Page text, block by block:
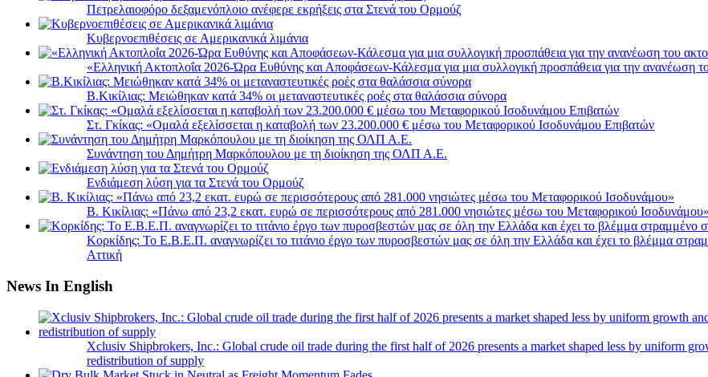
Πετρελαιοφόρο δεξαμενόπλοιο ανέφερε εκρήξεις στα Στενά του Ορμούζ
Κυβερνοεπιθέσεις σε Αμερικανικά λιμάνια
«Ελληνική Ακτοπλοΐα 2026-Ώρα Ευθύνης και Αποφάσεων-Κάλεσμα για μια συλλογική προσπάθεια για την ανανέωση
B.Κικίλιας: Μειώθηκαν κατά 34% οι μεταναστευτικές ροές στα θαλάσσια σύνορα
Στ. Γκίκας: «Ομαλά εξελίσσεται η καταβολή των 23.200.000 € μέσω του Μεταφορικού Ισοδυνάμου Επιβατών
Συνάντηση του Δημήτρη Μαρκόπουλου με τη διοίκηση της ΟΛΠ Α.Ε.
Ενδιάμεση λύση για τα Στενά του Ορμούζ
Β. Κικίλιας: «Πάνω από 23,2 εκατ. ευρώ σε περισσότερους από 281.000 νησιώτες μέσω του Μεταφορικού Ισοδυνάμου»
Κορκίδης: Το Ε.Β.Ε.Π. αναγνωρίζει το τιτάνιο έργο των πυροσβεστών μας σε όλη την Ελλάδα και έχει το βλέμμα
Αττική
News In English
Xclusiv Shipbrokers, Inc.: Global crude oil trade during the first half of 2026 presents a market shaped less by uniform
redistribution of supply